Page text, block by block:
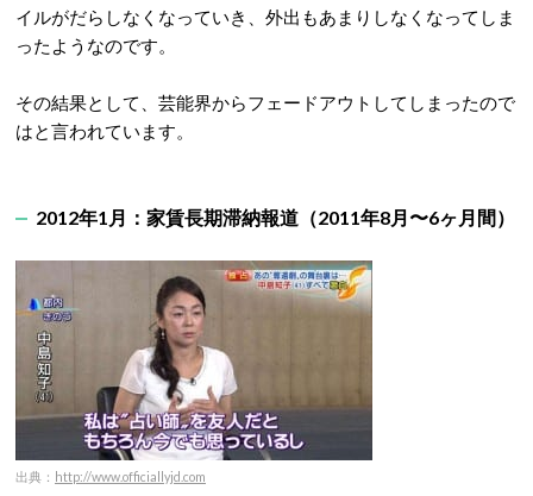
イルがだらしなくなっていき、外出もあまりしなくなってしま
ったようなのです。
その結果として、芸能界からフェードアウトしてしまったので
はと言われています。
2012年1月：家賃長期滞納報道（2011年8月〜6ヶ月間）
出典： http://www.officiallyjd.com